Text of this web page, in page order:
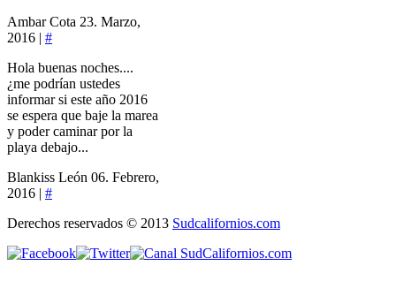
Ambar Cota 23. Marzo,
2016 | #
Hola buenas noches....
¿me podrían ustedes
informar si este año 2016
se espera que baje la marea
y poder caminar por la
playa debajo...
Blankiss León 06. Febrero,
2016 | #
Derechos reservados © 2013 Sudcalifornios.com